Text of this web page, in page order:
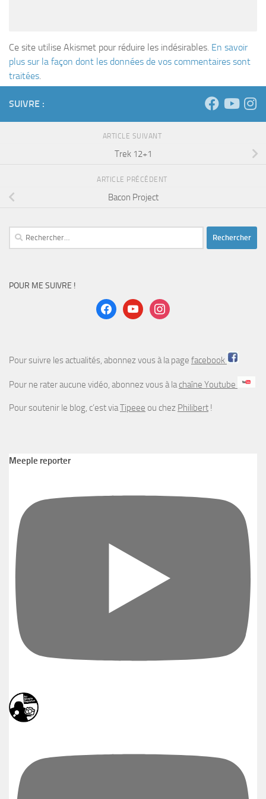
Ce site utilise Akismet pour réduire les indésirables. En savoir
plus sur la façon dont les données de vos commentaires sont
traitées.
SUIVRE :
ARTICLE SUIVANT
Trek 12+1
ARTICLE PRÉCÉDENT
Bacon Project
Rechercher :
POUR ME SUIVRE !
facebookyoutubeinstagram
Pour suivre les actualités, abonnez vous à la page facebook
Pour ne rater aucune vidéo, abonnez vous à lachaîne Youtube
Pour soutenir le blog, c’est viaTipeee ou chez Philibert !
Meeple reporter